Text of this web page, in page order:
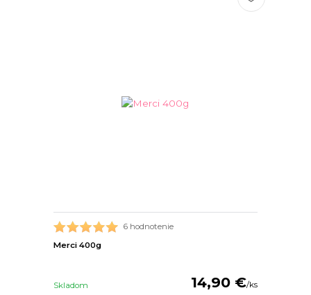
6 hodnotenie
Merci 400g
14,90 €/ks
Skladom